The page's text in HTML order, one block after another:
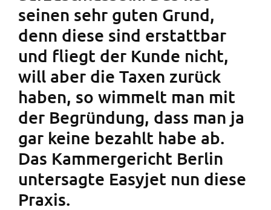
seinen sehr guten Grund,
denn diese sind erstattbar
und fliegt der Kunde nicht,
will aber die Taxen zurück
haben, so wimmelt man mit
der Begründung, dass man ja
gar keine bezahlt habe ab.
Das Kammergericht Berlin
untersagte Easyjet nun diese
Praxis.